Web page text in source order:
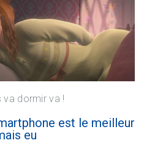
va dormir va !
est le meilleur
eu